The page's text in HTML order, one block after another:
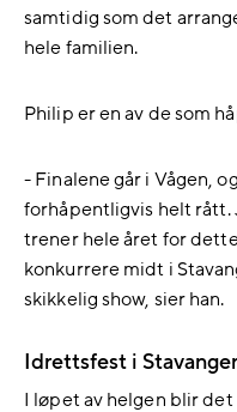
samtidig som det
hele familien.
Philip er en av de som
- Finalene går i Vågen,
forhåpentligvis helt rått.
trener hele året for
konkurrere midt i
skikkelig show, sier han.
Idrettsfest i Stavanger
I løpet av helgen blir